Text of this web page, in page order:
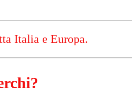
Italia e Europa.